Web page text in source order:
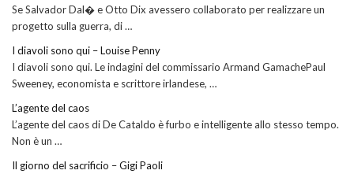
Se Salvador Dal� e Otto Dix avessero collaborato per realizzare un
progetto sulla guerra, di …
I diavoli sono qui – Louise Penny
I diavoli sono qui. Le indagini del commissario Armand GamachePaul
Sweeney, economista e scrittore irlandese, …
L’agente del caos
L’agente del caos di De Cataldo è furbo e intelligente allo stesso tempo.
Non è un …
Il giorno del sacrificio – Gigi Paoli